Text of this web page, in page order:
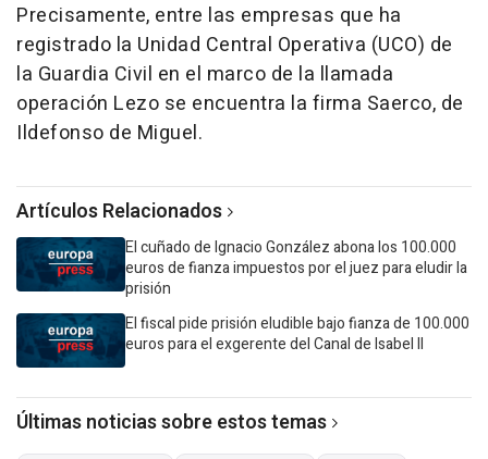
Precisamente, entre las empresas que ha
registrado la Unidad Central Operativa (UCO) de
la Guardia Civil en el marco de la llamada
operación Lezo se encuentra la firma Saerco, de
Ildefonso de Miguel.
Artículos Relacionados
El cuñado de Ignacio González abona los 100.000
euros de fianza impuestos por el juez para eludir la
prisión
El fiscal pide prisión eludible bajo fianza de 100.000
euros para el exgerente del Canal de Isabel II
Últimas noticias sobre estos temas